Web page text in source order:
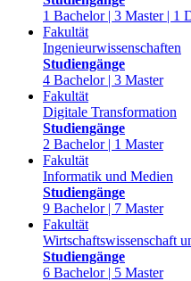
1 Bachelor | 3 Master | 1
Fakultät
Ingenieurwissenschaften
Studiengänge
4 Bachelor | 3 Master
Fakultät
Digitale Transformation
Studiengänge
2 Bachelor | 1 Master
Fakultät
Informatik und Medien
Studiengänge
9 Bachelor | 7 Master
Fakultät
Wirtschaftswissenschaft
Studiengänge
6 Bachelor | 5 Master